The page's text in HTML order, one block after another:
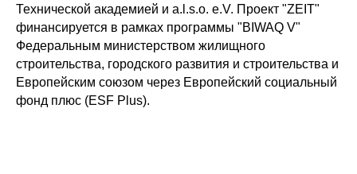
Технической академией и a.l.s.o. e.V. Проект "ZEIT"
финансируется в рамках программы "BIWAQ V"
Федеральным министерством жилищного
строительства, городского развития и строительства и
Европейским союзом через Европейский социальный
фонд плюс (ESF Plus).